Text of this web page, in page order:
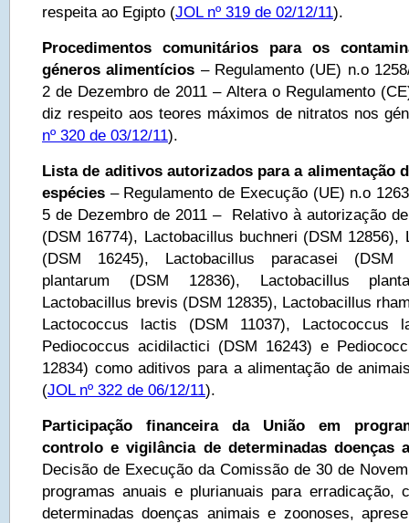
respeita ao Egipto (JOL nº 319 de 02/12/11).
Procedimentos comunitários para os
géneros alimentícios – Regulamento (UE) n.o
2 de Dezembro de 2011 – Altera o Regulamento
diz respeito aos teores máximos de nitratos nos
nº 320 de 03/12/11).
Lista de aditivos autorizados para a alimentação
espécies – Regulamento de Execução (UE) n.o
5 de Dezembro de 2011 – Relativo à autorização
(DSM 16774), Lactobacillus buchneri (DSM 12856),
(DSM 16245), Lactobacillus paracasei (DSM
plantarum (DSM 12836), Lactobacillus
Lactobacillus brevis (DSM 12835), Lactobacillus
Lactococcus lactis (DSM 11037), Lactococcus
Pediococcus acidilactici (DSM 16243) e
12834) como aditivos para a alimentação de
(JOL nº 322 de 06/12/11).
Participação financeira da União em
controlo e vigilância de determinadas doenças
Decisão de Execução da Comissão de 30 de
programas anuais e plurianuais para erradicação,
determinadas doenças animais e zoonoses,